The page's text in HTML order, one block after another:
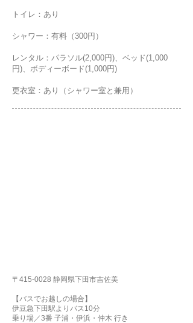
トイレ：あり
シャワー：有料（300円）
レンタル：パラソル(2,000円)、ベッド(1,000
円)、ボディーボード(1,000円)
更衣室：あり（シャワー室と兼用）
〒415-0028 静岡県下田市吉佐美
【バスでお越しの場合】
伊豆急下田駅よりバス10分
乗り場／3番 子浦・伊浜・仲木 行き